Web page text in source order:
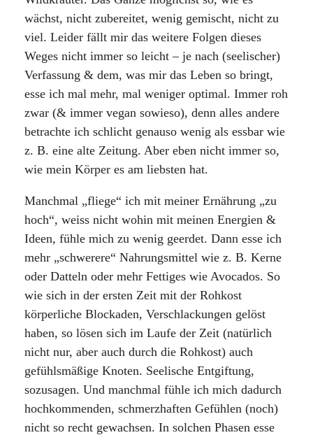
wächst, nicht zubereitet, wenig gemischt, nicht zu
viel. Leider fällt mir das weitere Folgen dieses
Weges nicht immer so leicht – je nach (seelischer)
Verfassung & dem, was mir das Leben so bringt,
esse ich mal mehr, mal weniger optimal. Immer roh
zwar (& immer vegan sowieso), denn alles andere
betrachte ich schlicht genauso wenig als essbar wie
z. B. eine alte Zeitung. Aber eben nicht immer so,
wie mein Körper es am liebsten hat.
Manchmal „fliege“ ich mit meiner Ernährung „zu
hoch“, weiss nicht wohin mit meinen Energien &
Ideen, fühle mich zu wenig geerdet. Dann esse ich
mehr „schwerere“ Nahrungsmittel wie z. B. Kerne
oder Datteln oder mehr Fettiges wie Avocados. So
wie sich in der ersten Zeit mit der Rohkost
körperliche Blockaden, Verschlackungen gelöst
haben, so lösen sich im Laufe der Zeit (natürlich
nicht nur, aber auch durch die Rohkost) auch
gefühlsmäßige Knoten. Seelische Entgiftung,
sozusagen. Und manchmal fühle ich mich dadurch
hochkommenden, schmerzhaften Gefühlen (noch)
nicht so recht gewachsen. In solchen Phasen esse